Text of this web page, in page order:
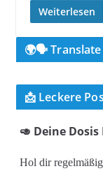
Weiterlesen
🌍🗣️ Translate
📩 Leckere
🥑 Deine
Hol dir